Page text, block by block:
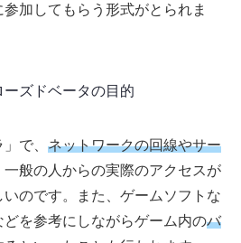
加してもらう形式がとられま
ズドベータの目的
で、 ネットワークの回線やサー
一般の人からの実際のアクセスが
のです。また、ゲームソフトな
を参考にしながらゲーム内のバ